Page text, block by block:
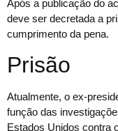
Após a publicação do
deve ser decretada a
cumprimento da pena.
Prisão
Atualmente, o ex-
função das
Estados Unidos contra